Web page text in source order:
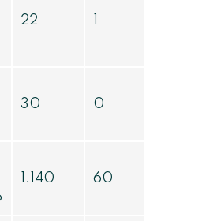
22
30 0
1.140 60